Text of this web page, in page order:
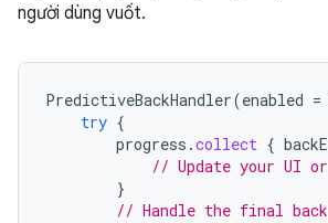
người dùng vuốt.
PredictiveBackHandler(enabled =
try {
progress .collect {
// Update your UI or
}
// Handle the final